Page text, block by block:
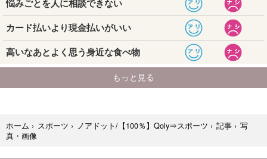
ホーム › スポーツ › ノアドット/【100％】Qoly⇒スポーツ › 記事 › 写
真・画像